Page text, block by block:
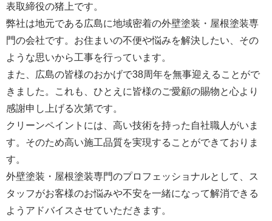
表取締役の猪上です。
弊社は地元である広島に地域密着の外壁塗装・屋根塗装専
門の会社です。お住まいの不便や悩みを解決したい、その
ような思いから工事を行っています。
また、広島の皆様のおかげで38周年を無事迎えることがで
きました。これも、ひとえに皆様のご愛顧の賜物と心より
感謝申し上げる次第です。
クリーンペイントには、高い技術を持った自社職人がいま
す。そのため高い施工品質を実現することができておりま
す。
外壁塗装・屋根塗装専門のプロフェッショナルとして、ス
タッフがお客様のお悩みや不安を一緒になって解消できる
ようアドバイスさせていただきます。